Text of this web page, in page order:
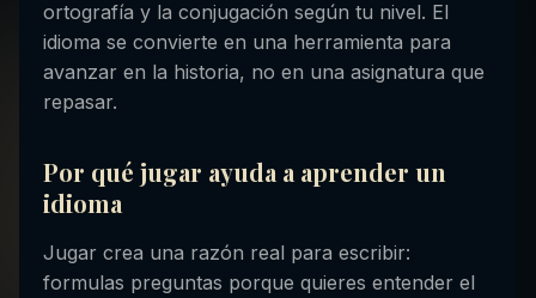
ortografía y la conjugación según tu nivel. El
idioma se convierte en una herramienta para
avanzar en la historia, no en una asignatura que
repasar.
Por qué jugar ayuda a aprender un
idioma
Jugar crea una razón real para escribir:
formulas preguntas porque quieres entender el